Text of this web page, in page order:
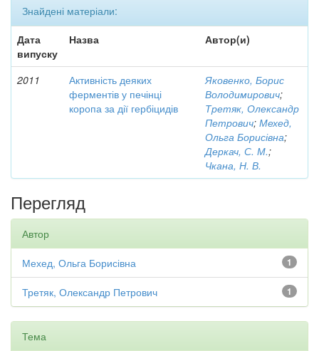
Знайдені матеріали:
Дата
випуску
Назва Автор(и)
2011
Активність деяких
ферментів у печінці
коропа за дії гербіцидів
Яковенко, Борис
Володимирович;
Третяк, Олександр
Петрович; Мехед,
Ольга Борисівна;
Деркач, С. М.;
Чкана, Н. В.
Перегляд
Автор
1
Мехед, Ольга Борисівна
1
Третяк, Олександр Петрович
Тема